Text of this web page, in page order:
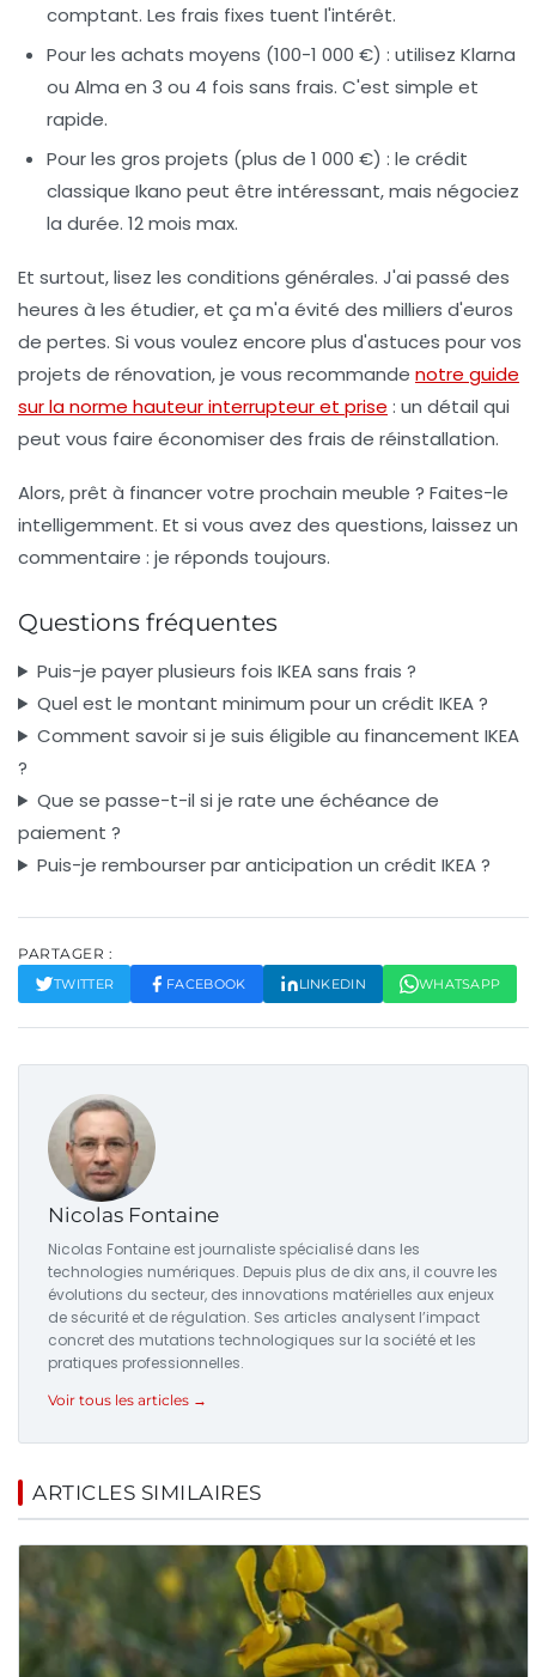
comptant. Les frais fixes tuent l'intérêt.
Pour les achats moyens (100-1 000 €) : utilisez Klarna
ou Alma en 3 ou 4 fois sans frais. C'est simple et
rapide.
Pour les gros projets (plus de 1 000 €) : le crédit
classique Ikano peut être intéressant, mais négociez
la durée. 12 mois max.
Et surtout, lisez les conditions générales. J'ai passé des
heures à les étudier, et ça m'a évité des milliers d'euros
de pertes. Si vous voulez encore plus d'astuces pour vos
projets de rénovation, je vous recommande notre guide
sur la norme hauteur interrupteur et prise : un détail qui
peut vous faire économiser des frais de réinstallation.
Alors, prêt à financer votre prochain meuble ? Faites-le
intelligemment. Et si vous avez des questions, laissez un
commentaire : je réponds toujours.
Questions fréquentes
Puis-je payer plusieurs fois IKEA sans frais ?
Quel est le montant minimum pour un crédit IKEA ?
Comment savoir si je suis éligible au financement IKEA
?
Que se passe-t-il si je rate une échéance de
paiement ?
Puis-je rembourser par anticipation un crédit IKEA ?
PARTAGER :
TWITTER FACEBOOK LINKEDIN WHATSAPP
Nicolas Fontaine
Nicolas Fontaine est journaliste spécialisé dans les
technologies numériques. Depuis plus de dix ans, il couvre les
évolutions du secteur, des innovations matérielles aux enjeux
de sécurité et de régulation. Ses articles analysent l’impact
concret des mutations technologiques sur la société et les
pratiques professionnelles.
Voir tous les articles →
ARTICLES SIMILAIRES